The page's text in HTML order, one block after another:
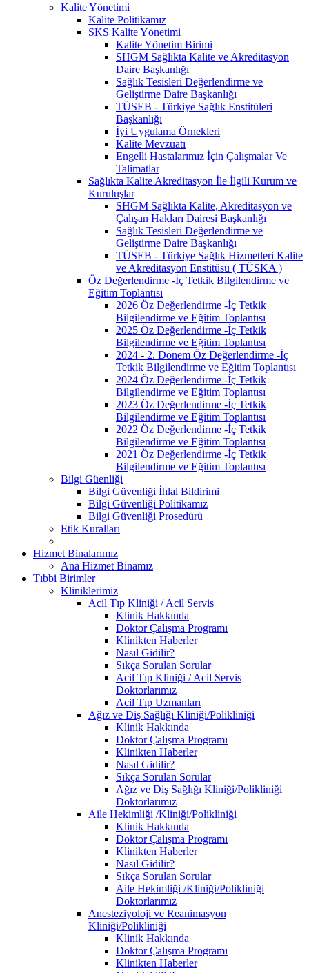
Kalite Yönetimi
Kalite Politikamız
SKS Kalite Yönetimi
Kalite Yönetim Birimi
SHGM Sağlıkta Kalite ve Akreditasyon
Daire Başkanlığı
Sağlık Tesisleri Değerlendirme ve
Geliştirme Daire Başkanlığı
TÜSEB - Türkiye Sağlık Enstitüleri
Başkanlığı
İyi Uygulama Örnekleri
Kalite Mevzuatı
Engelli Hastalarımız İçin Çalışmalar Ve
Talimatlar
Sağlıkta Kalite Akreditasyon İle İlgili Kurum ve
Kuruluşlar
SHGM Sağlıkta Kalite, Akreditasyon ve
Çalışan Hakları Dairesi Başkanlığı
Sağlık Tesisleri Değerlendirme ve
Geliştirme Daire Başkanlığı
TÜSEB - Türkiye Sağlık Hizmetleri Kalite
ve Akreditasyon Enstitüsü ( TÜSKA )
Öz Değerlendirme -İç Tetkik Bilgilendirme ve
Eğitim Toplantısı
2026 Öz Değerlendirme -İç Tetkik
Bilgilendirme ve Eğitim Toplantısı
2025 Öz Değerlendirme -İç Tetkik
Bilgilendirme ve Eğitim Toplantısı
2024 - 2. Dönem Öz Değerlendirme -İç
Tetkik Bilgilendirme ve Eğitim Toplantısı
2024 Öz Değerlendirme -İç Tetkik
Bilgilendirme ve Eğitim Toplantısı
2023 Öz Değerlendirme -İç Tetkik
Bilgilendirme ve Eğitim Toplantısı
2022 Öz Değerlendirme -İç Tetkik
Bilgilendirme ve Eğitim Toplantısı
2021 Öz Değerlendirme -İç Tetkik
Bilgilendirme ve Eğitim Toplantısı
Bilgi Güenliği
Bilgi Güvenliği İhlal Bildirimi
Bilgi Güvenliği Politikamız
Bilgi Güvenliği Prosedürü
Etik Kuralları
Hizmet Binalarımız
Ana Hizmet Binamız
Tıbbi Birimler
Kliniklerimiz
Acil Tıp Kliniği / Acil Servis
Klinik Hakkında
Doktor Çalışma Programı
Klinikten Haberler
Nasıl Gidilir?
Sıkça Sorulan Sorular
Acil Tıp Kliniği / Acil Servis
Doktorlarımız
Acil Tıp Uzmanları
Ağız ve Diş Sağlığı Kliniği/Polikliniği
Klinik Hakkında
Doktor Çalışma Programı
Klinikten Haberler
Nasıl Gidilir?
Sıkça Sorulan Sorular
Ağız ve Diş Sağlığı Kliniği/Polikliniği
Doktorlarımız
Aile Hekimliği /Kliniği/Polikliniği
Klinik Hakkında
Doktor Çalışma Programı
Klinikten Haberler
Nasıl Gidilir?
Sıkça Sorulan Sorular
Aile Hekimliği /Kliniği/Polikliniği
Doktorlarımız
Anesteziyoloji ve Reanimasyon
Kliniği/Polikliniği
Klinik Hakkında
Doktor Çalışma Programı
Klinikten Haberler